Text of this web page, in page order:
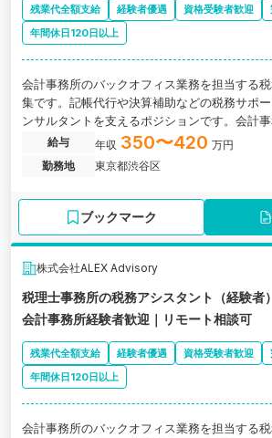
残業代全額支給 経験者優遇 資格受験者歓迎
年間休日120日以上
会計事務所のバックオフィス業務を担当する
集です。記帳代行や決算補助などの税務サポ
ンサルタントを支えるポジションです。会計
しながら働ける環境です。
給与 年収 350〜420 万円
勤務地
東京都渋谷区
ブックマーク
株式会社ALEX Advisory
税理士事務所の税務アシスタント（経験者
会計事務所経験者歓迎｜リモート相談可
残業代全額支給 経験者優遇 資格受験者歓迎
年間休日120日以上
会計事務所のバックオフィス業務を担当する